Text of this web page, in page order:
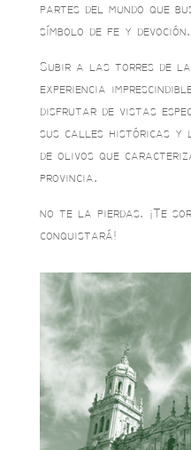
partes del mundo que
símbolo de fe y devoción.
Subir a las torres de
experiencia
disfrutar de vistas
sus calles históricas y
de olivos que
provincia.
no te la pierdas. ¡Te
conquistará!